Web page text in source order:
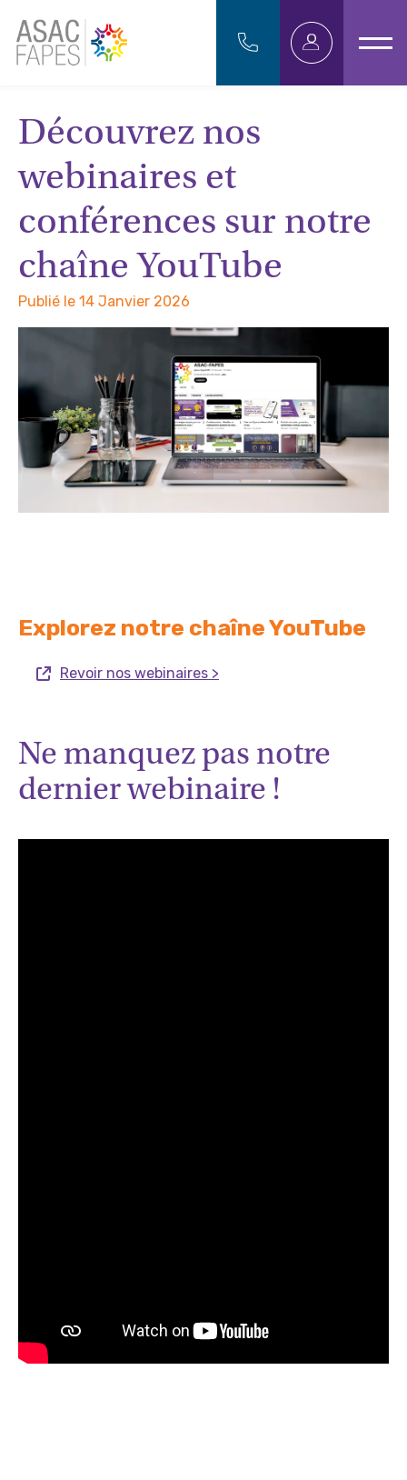
Découvrez nos
webinaires et
conférences sur notre
chaîne YouTube
Publié le 14 Janvier 2026
Explorez notre chaîne YouTube
Revoir nos webinaires >
Ne manquez pas notre
dernier webinaire !